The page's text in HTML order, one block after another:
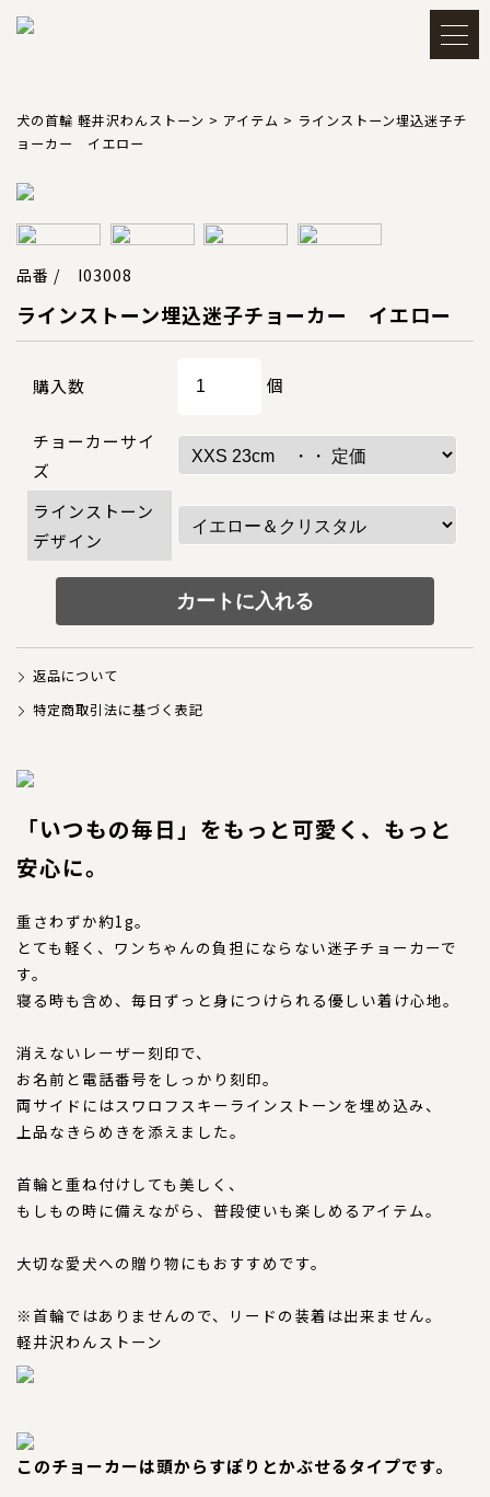
メルマガ登録・解除 アカウント
TOP
CATEGORY カテゴリー
犬の本革首輪
犬の本革リード
犬のネックレス
犬の本革ハーネス
大型犬用
猫の首輪
おすすめ商品
お直し
忌避剤
アウトレット商品
CORDINATE
CONTENTS コンテンツ
犬の首輪 軽井沢わんストーン > アイテム > ラインストーン埋込迷子チ
ョーカー イエロー
品番 / I03008
ラインストーン埋込迷子チョーカー イエロー
購入数 個
チョーカーサイ
ズ
ラインストーン
デザイン
返品について
特定商取引法に基づく表記
「いつもの毎日」をもっと可愛く、もっと
安心に。
重さわずか約1g。
とても軽く、ワンちゃんの負担にならない迷子チョーカーで
す。
寝る時も含め、毎日ずっと身につけられる優しい着け心地。
消えないレーザー刻印で、
お名前と電話番号をしっかり刻印。
両サイドにはスワロフスキーラインストーンを埋め込み、
上品なきらめきを添えました。
首輪と重ね付けしても美しく、
もしもの時に備えながら、普段使いも楽しめるアイテム。
大切な愛犬への贈り物にもおすすめです。
※首輪ではありませんので、リードの装着は出来ません。
軽井沢わんストーン
このチョーカーは頭からすぽりとかぶせるタイプです。